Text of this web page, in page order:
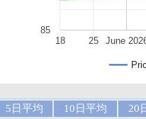
June
18 25
85
5日平均 10日平均
20